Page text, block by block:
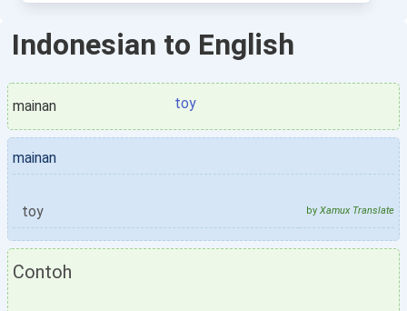
Indonesian to English
mainan toy
mainan
toy by Xamux Translate
Contoh